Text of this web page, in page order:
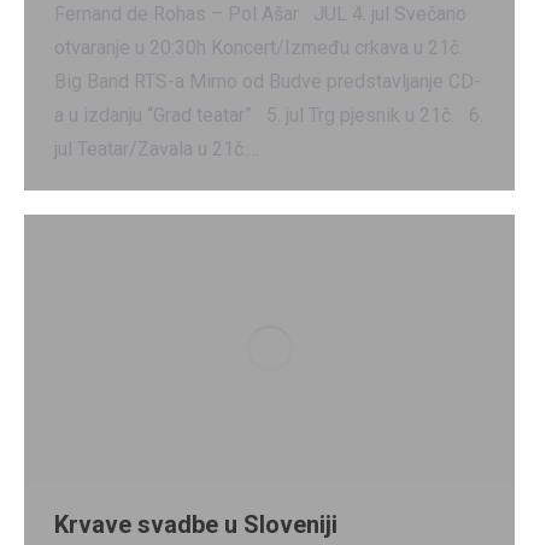
Fernand de Rohas – Pol Ašar JUL 4. jul Svečano
otvaranje u 20:30h Koncert/Između crkava u 21č.
Big Band RTS-a Mimo od Budve predstavljanje CD-
a u izdanju “Grad teatar” 5. jul Trg pjesnik u 21č. 6.
jul Teatar/Zavala u 21č.…
Krvave svadbe u Sloveniji